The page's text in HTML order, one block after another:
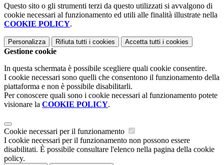
Questo sito o gli strumenti terzi da questo utilizzati si avvalgono di
cookie necessari al funzionamento ed utili alle finalità illustrate nella
COOKIE POLICY.
Personalizza Rifiuta tutti i cookies Accetta tutti i cookies
Gestione cookie
In questa schermata è possibile scegliere quali cookie consentire.
I cookie necessari sono quelli che consentono il funzionamento della
piattaforma e non è possibile disabilitarli.
Per conoscere quali sono i cookie necessari al funzionamento potete
visionare la COOKIE POLICY.
Cookie necessari per il funzionamento
I cookie necessari per il funzionamento non possono essere
disabilitati. È possibile consultare l'elenco nella pagina della cookie
policy.